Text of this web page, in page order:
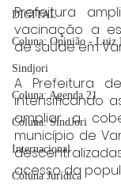
DIGITAL
Coluna: Opinião - Luiz
Sindjori
Coluna: Agenda 21
Coluna: SindJori
Internacional
Coluna Jurídica
Prefeitura
vacinação a
de saúde em
A Prefeitura
intensificando
ampliar a
município de
acesso da